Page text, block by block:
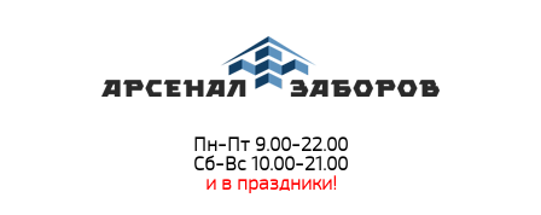
Пн-Пт 9.00-22.00
Сб-Вс 10.00-21.00
и в праздники!